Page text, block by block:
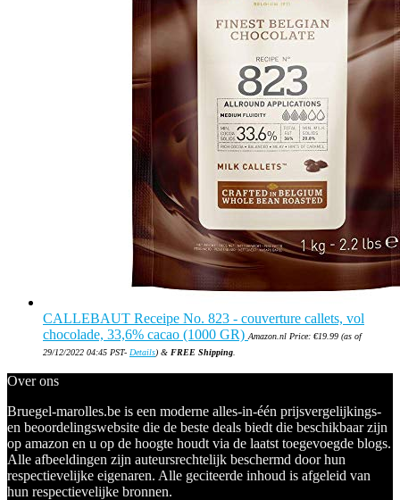
CALLEBAUT Receipe No. 823 - couverture callets, vol
chocolade, 33,6% cacao (1000 GR) Amazon.nl Price: €19.99 (as of
29/12/2022 04:45 PST- Details) & FREE Shipping
Over ons
Bruegel-marolles.be is een moderne alles-in-één prijsvergelijkings-
en beoordelingswebsite die de beste deals biedt die beschikbaar zijn
op amazon en u op de hoogte houdt via de laatst toegevoegde blogs.
Alle afbeeldingen zijn auteursrechtelijk beschermd door hun
respectievelijke eigenaren. Alle geciteerde inhoud is afgeleid van
hun respectievelijke bronnen.